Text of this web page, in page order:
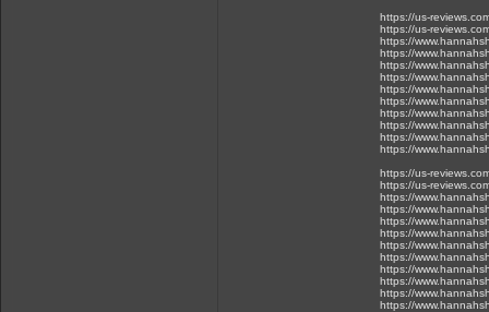
https://us-
https://us-
https://
https://
https://
https://
https://
https://
https://
https://
https://
https://
https://us-
https://us-
https://
https://
https://
https://
https://
https://
https://
https://
https://
https://